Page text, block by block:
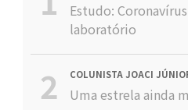
Estudo:
laboratório
COLUNISTA JOACI
Uma estrela ainda